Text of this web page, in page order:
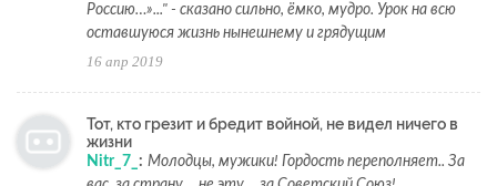
Россию…»..." - сказано сильно, ёмко, мудро. Урок на всю
оставшуюся жизнь нынешнему и грядущим
16 апр 2019
Тот, кто грезит и бредит войной, не видел ничего в
жизни
Nitr_7_ : Молодцы, мужики! Гордость переполняет.. За